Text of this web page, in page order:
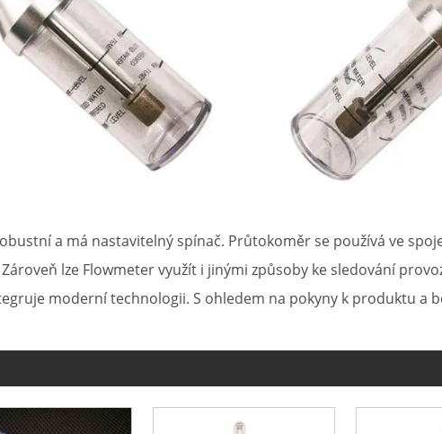
a má nastavitelný spínač. Průtokoměr se používá ve
lze Flowmeter využít i jinými způsoby ke sledování
moderní technologii. S ohledem na pokyny k produktu a